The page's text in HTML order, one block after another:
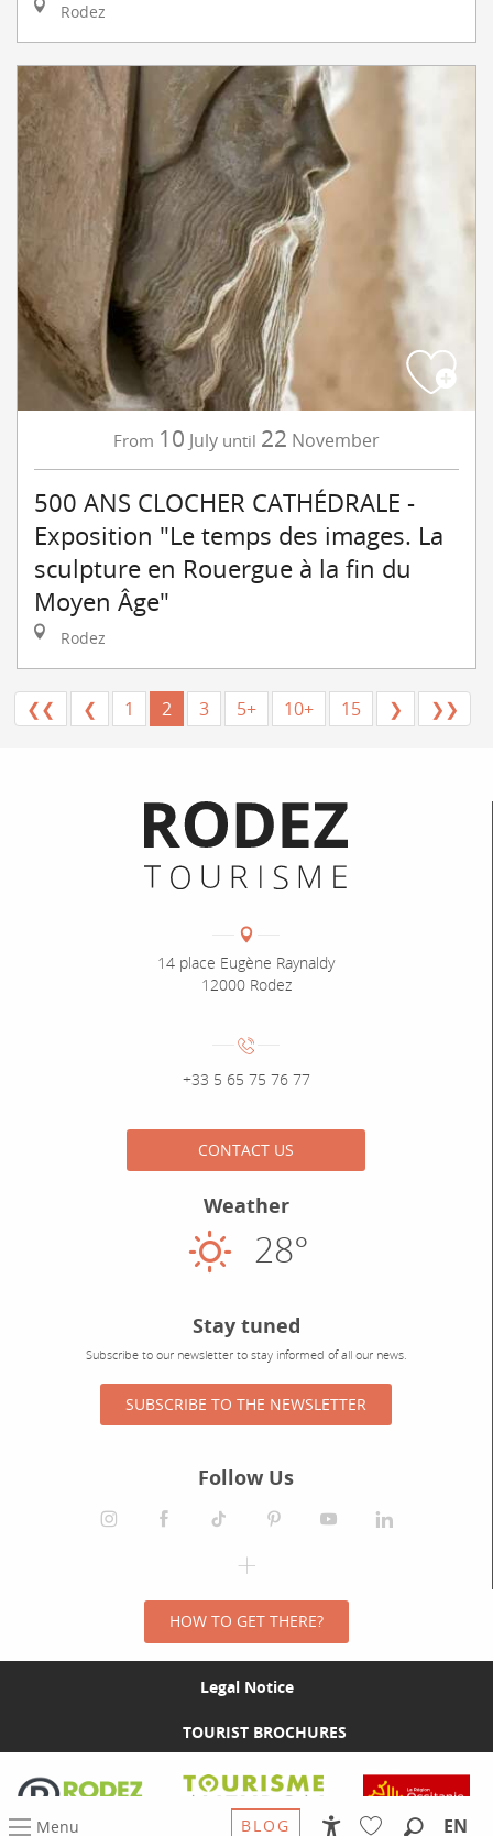
Menu BLOG EN
Rodez
From 10 July until 22 November
500 ANS CLOCHER CATHÉDRALE -
Exposition "Le temps des images. La
sculpture en Rouergue à la fin du
Moyen Âge"
Rodez
❮❮ ❮ 1 2 3 5+ 10+ 15 ❯ ❯❯
Informations pratiques
Coordonnées
Adresse :
14 place Eugène Raynaldy
12000 Rodez
Numéro de téléphone :
+33 5 65 75 76 77
CONTACT US
Weather
Sunny
28°
Stay tuned
Subscribe to our newsletter to stay informed of all our news.
SUBSCRIBE TO THE NEWSLETTER
Follow Us
HOW TO GET THERE?
Legal Notice
TOURIST BROCHURES
Visit the Rodez Agglomération websiteVisit the Tourisme Aveyron website
Visit the